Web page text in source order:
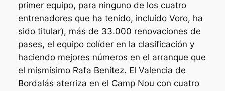
primer equipo, para ninguno de los cuatro
entrenadores que ha tenido, incluído Voro, ha
sido titular), más de 33.000 renovaciones de
pases, el equipo colíder en la clasificación y
haciendo mejores números en el arranque que
el mismísimo Rafa Benítez. El Valencia de
Bordalás aterriza en el Camp Nou con cuatro